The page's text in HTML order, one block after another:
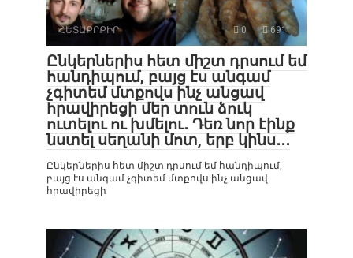
ՀԵՏԱՔՐՔԻՐ 0 691
Ընկերներիս հետ միշտ դրսում եմ
հանդիպում, բայց էս անգամ
չգիտեմ մտքովս ինչ անցավ
հրավիրեցի մեր տուն ձուկ
ուտելու ու խմելու․ Դեռ նոր էինք
նստել սեղանի մոտ, երբ կինս․․․
Ընկերներիս հետ միշտ դրսում եմ հանդիպում,
բայց էս անգամ չգիտեմ մտքովս ինչ անցավ
հրավիրեցի